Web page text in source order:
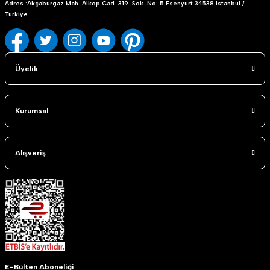
Adres :Akçaburgaz Mah. Alkop Cad. 319. Sok. No: 5 Esenyurt 34538 Istanbul /
Turkiye
Üyelik
Kurumsal
Alışveriş
E-Bülten Aboneliği